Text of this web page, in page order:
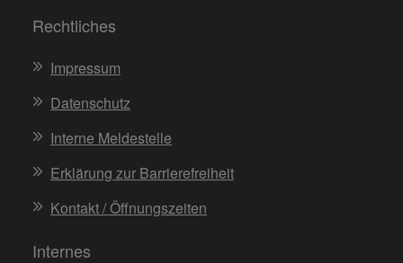
Rechtliches
Impressum
Datenschutz
Interne Meldestelle
Erklärung zur Barrierefreiheit
Kontakt / Öffnungszeiten
Internes